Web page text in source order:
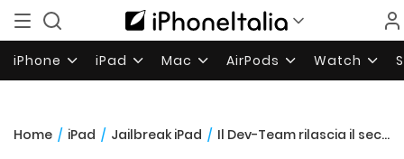
iPhone iPad Mac AirPods Watch
Home / iPad / Jailbreak iPad / Il Dev-Team rilascia il secondo tool per il jailbreak dell’iPad 2 con iOS 5.0.1